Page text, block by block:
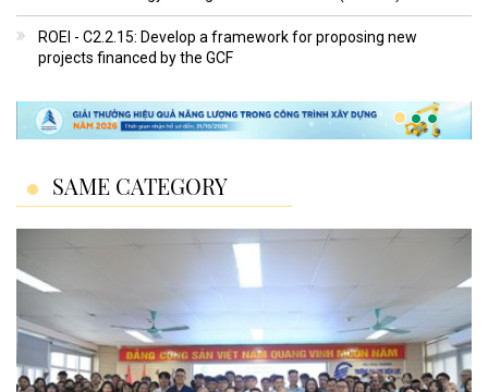
ROEI - C2.2.15: Develop a framework for proposing new
projects financed by the GCF
SAME CATEGORY